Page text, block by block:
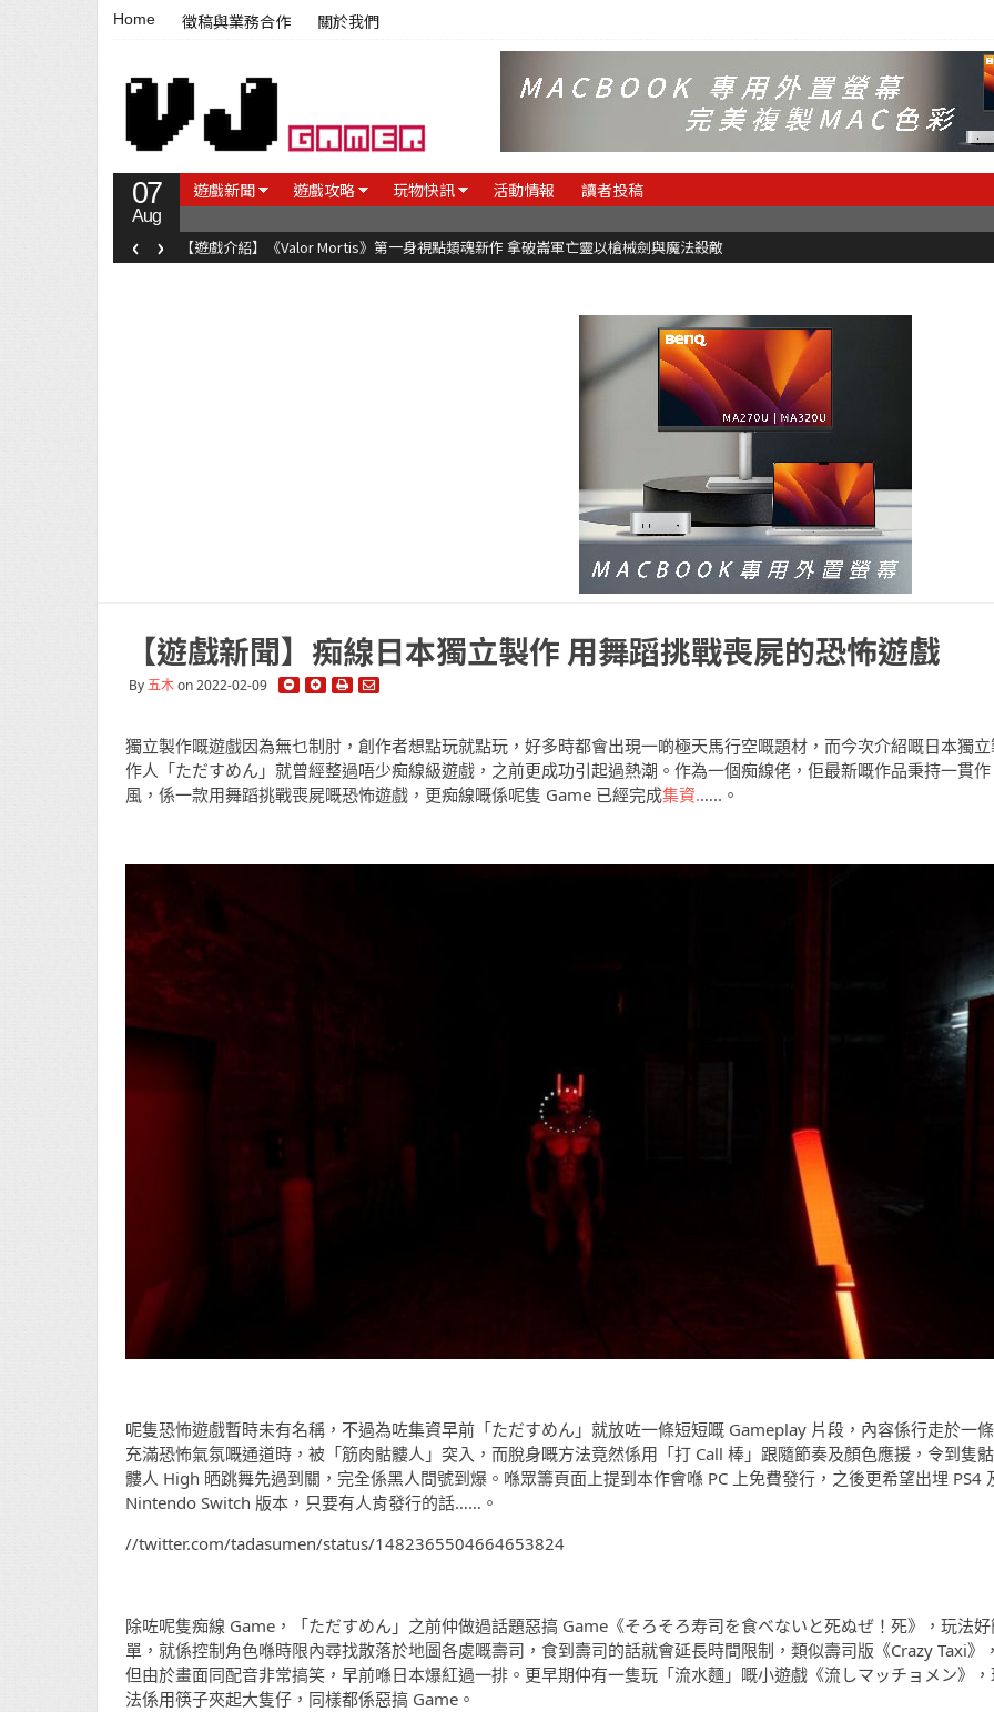
Home 徵稿與業務合作 關於我們
07
Aug
遊戲新聞 遊戲攻略 玩物快訊 活動情報 讀者投稿
【遊戲介紹】《Valor Mortis》第一身視點類魂新作 拿破崙軍亡靈以槍械劍與魔法殺敵
‹ ›
【遊戲新聞】痴線日本獨立製作 用舞蹈挑戰喪屍的恐怖遊戲
By五木on 2022-02-09
獨立製作嘅遊戲因為無乜制肘，創作者想點玩就點玩，好多時都會出現一啲極天馬行空嘅題材，而今次介紹嘅日本獨
作人「ただすめん」就曾經整過唔少痴線級遊戲，之前更成功引起過熱潮。作為一個痴線佬，佢最新嘅作品秉持一貫作
風，係一款用舞蹈挑戰喪屍嘅恐怖遊戲，更痴線嘅係呢隻 Game 已經完成集資.…..。
呢隻恐怖遊戲暫時未有名稱，不過為咗集資早前「ただすめん」就放咗一條短短嘅 Gameplay 片段，內容係行走於一條
充滿恐怖氣氛嘅通道時，被「筋肉骷髏人」突入，而脫身嘅方法竟然係用「打 Call 棒」跟隨節奏及顏色應援，令到隻骷
髏人 High 晒跳舞先過到關，完全係黑人問號到爆。喺眾籌頁面上提到本作會喺 PC 上免費發行，之後更希望出埋 PS4
Nintendo Switch 版本，只要有人肯發行的話……。
//twitter.com/tadasumen/status/1482365504664653824
除咗呢隻痴線 Game，「ただすめん」之前仲做過話題惡搞 Game《そろそろ寿司を食べないと死ぬぜ！死》，玩法
單，就係控制角色喺時限內尋找散落於地圖各處嘅壽司，食到壽司的話就會延長時間限制，類似壽司版《Crazy Taxi》
但由於畫面同配音非常搞笑，早前喺日本爆紅過一排。更早期仲有一隻玩「流水麵」嘅小遊戲《流しマッチョメン》
法係用筷子夾起大隻仔，同樣都係惡搞 Game。